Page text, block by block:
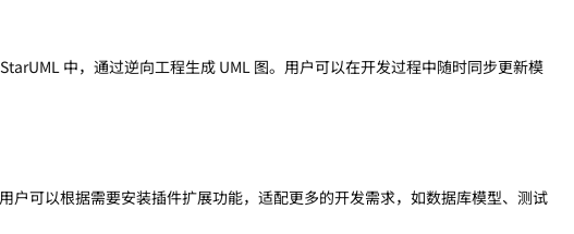
中，通过逆向工程生成 UML 图。用户可以在开发过程中随时同步更新模
户可以根据需要安装插件扩展功能，适配更多的开发需求，如数据库模型、测试